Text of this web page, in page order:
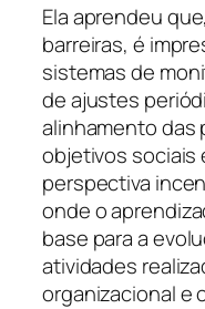
Ela aprendeu
barreiras, é
sistemas de
de ajustes
alinhamento das
objetivos sociais
perspectiva
onde o
base para a
atividades
organizacional e